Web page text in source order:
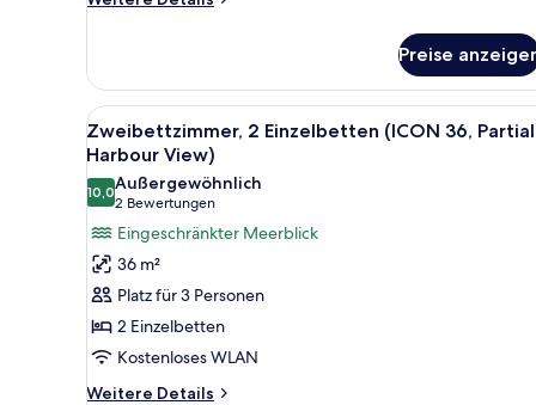
1 King-
Bett,
Stadtblick
(ICON
Preise
Alle
Fotos
für
Zweibettzimmer,
2 Einzelbetten
(ICON
36,
Partial
Harbour
View)
anzeigen
Ein Hotelzimmer mit einem
6
Zweibettzimmer, 2 Einzelbetten (ICON 36, Partial
Harbour View)
10,010,0 von 10
Außergewöhnlich
2 Bewertungen
(2
Bewertungen)
Eingeschränkter Meerblick
36 m²
Platz für 3 Personen
2 Einzelbetten
Kostenloses WLAN
Weitere Details
Weitere